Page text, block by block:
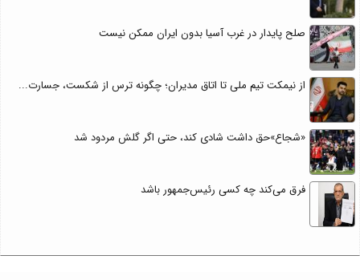
صلح پایدار در غرب آسیا بدون ایران ممکن نیست
از نیمکت تیم ملی تا اتاق مدیران؛ چگونه ترس از شکست، جسارت...
«شجاع»حق داشت شادی کند، حتی اگر گلش مردود شد
فرق می‌کند چه کسی رئیس‌جمهور باشد